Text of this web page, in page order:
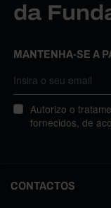
da
MANTENHA-SE A
Autorizo o
fornecidos, de
CONTACTOS